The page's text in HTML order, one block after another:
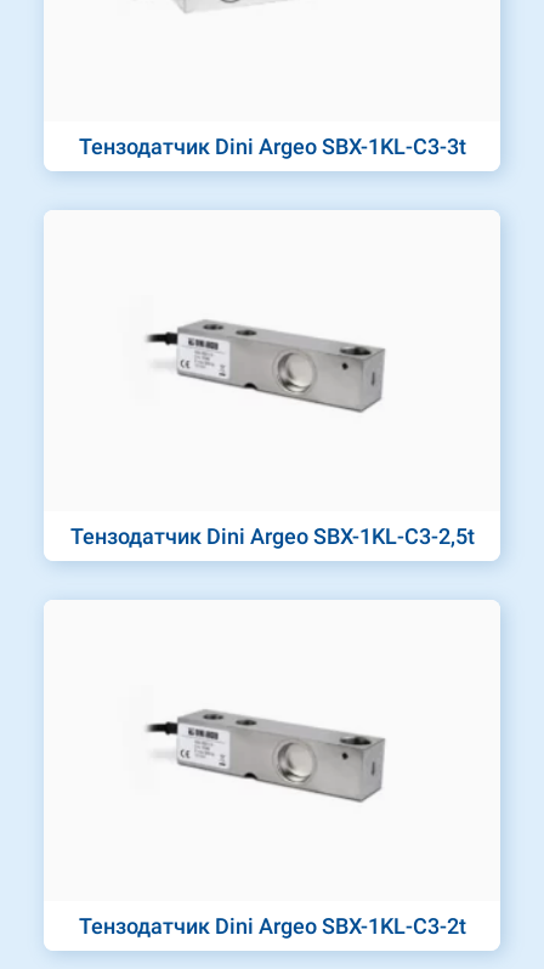
Тензодатчик Dini Argeo SBX-1KL-C3-3t
Тензодатчик Dini Argeo SBX-1KL-C3-2,5t
Тензодатчик Dini Argeo SBX-1KL-C3-2t